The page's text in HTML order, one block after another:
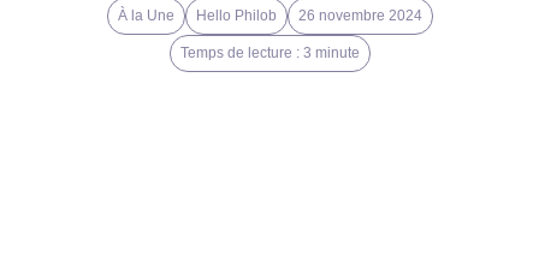
À la Une Hello Philob 26 novembre 2024
Temps de lecture : 3 minute